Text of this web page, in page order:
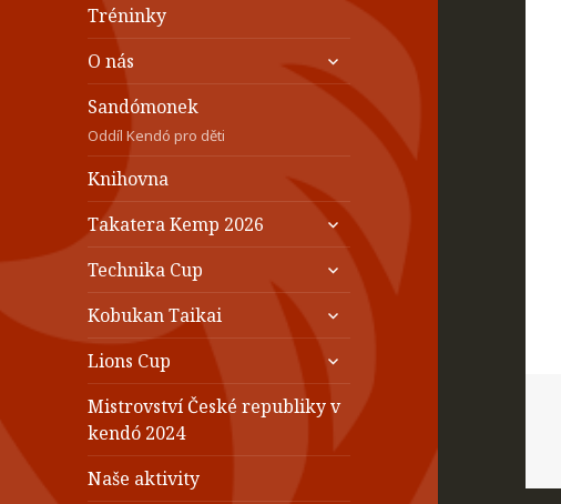
Tréninky
O nás
zobrazit
podřazené
položky
Sandómonek
Oddíl Kendó pro děti
Knihovna
Takatera Kemp 2026
zobrazit
podřazené
položky
Technika Cup
zobrazit
podřazené
položky
Kobukan Taikai
zobrazit
podřazené
položky
Lions Cup
zobrazit
podřazené
položky
Mistrovství České republiky v
kendó 2024
Naše aktivity